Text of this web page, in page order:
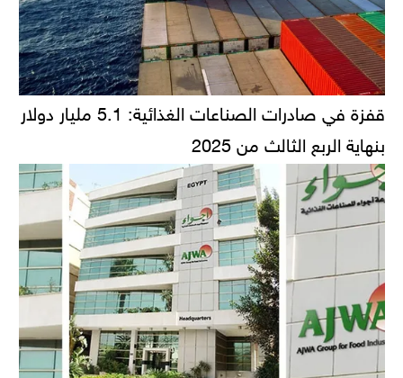
قفزة في صادرات الصناعات الغذائية: 5.1 مليار دولار
بنهاية الربع الثالث من 2025